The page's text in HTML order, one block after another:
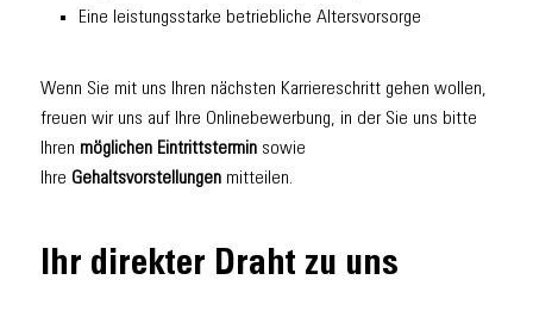
Eine leistungsstarke betriebliche Altersvorsorge
Wenn Sie mit uns Ihren nächsten Karriereschritt gehen wollen,
freuen wir uns auf Ihre Onlinebewerbung, in der Sie uns bitte
Ihren möglichen Eintrittstermin sowie
Ihre Gehaltsvorstellungen mitteilen.
Ihr direkter Draht zu uns